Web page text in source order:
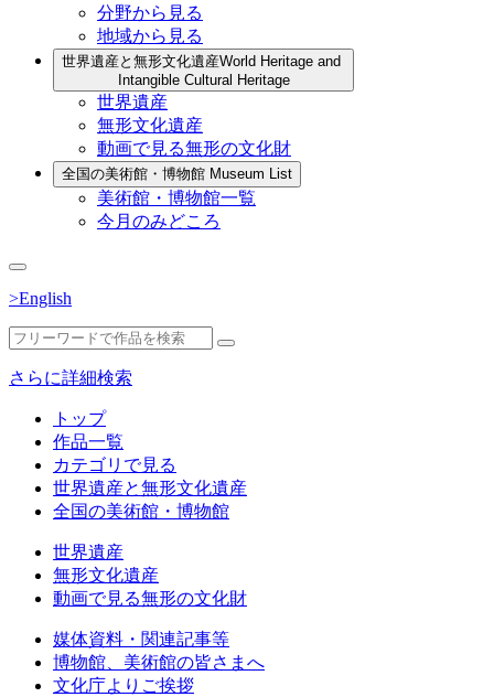
分野から見る
地域から見る
世界遺産と無形文化遺産World Heritage and
Intangible Cultural Heritage
世界遺産
無形文化遺産
動画で見る無形の文化財
全国の美術館・博物館 Museum List
美術館・博物館一覧
今月のみどころ
>English
さらに詳細検索
トップ
作品一覧
カテゴリで見る
世界遺産と無形文化遺産
全国の美術館・博物館
世界遺産
無形文化遺産
動画で見る無形の文化財
媒体資料・関連記事等
博物館、美術館の皆さまへ
文化庁よりご挨拶